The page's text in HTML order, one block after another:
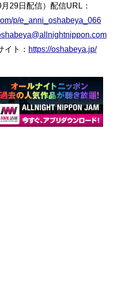
29日配信）配信URL：
p/e_anni_oshabeya_066
ト： https://oshabeya.jp/